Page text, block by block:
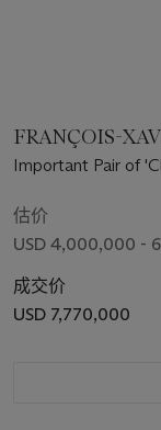
FRANÇOIS-
Important Pair of
估价
USD 4,000,000 -
成交价
USD 7,770,000